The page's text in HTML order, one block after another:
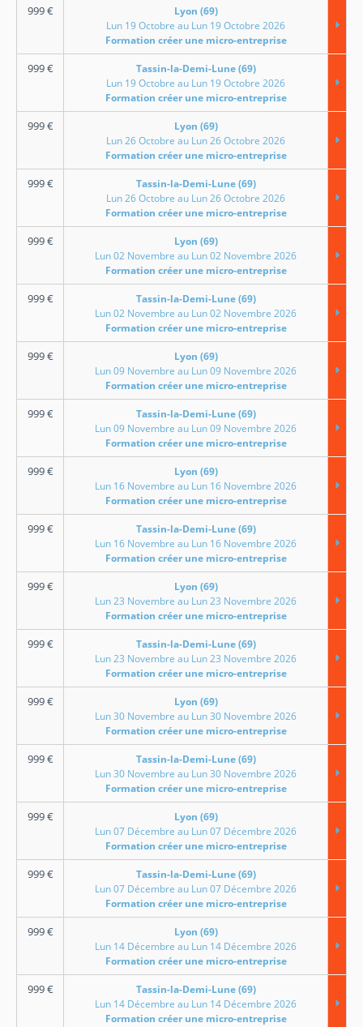
999€
Lyon (69)
Lun 19 Octobre au Lun 19 Octobre 2026
Formation créer une micro-entreprise
999€
Tassin-la-Demi-Lune (69)
Lun 19 Octobre au Lun 19 Octobre 2026
Formation créer une micro-entreprise
999€
Lyon (69)
Lun 26 Octobre au Lun 26 Octobre 2026
Formation créer une micro-entreprise
999€
Tassin-la-Demi-Lune (69)
Lun 26 Octobre au Lun 26 Octobre 2026
Formation créer une micro-entreprise
999€
Lyon (69)
Lun 02 Novembre au Lun 02 Novembre 2026
Formation créer une micro-entreprise
999€
Tassin-la-Demi-Lune (69)
Lun 02 Novembre au Lun 02 Novembre 2026
Formation créer une micro-entreprise
999€
Lyon (69)
Lun 09 Novembre au Lun 09 Novembre 2026
Formation créer une micro-entreprise
999€
Tassin-la-Demi-Lune (69)
Lun 09 Novembre au Lun 09 Novembre 2026
Formation créer une micro-entreprise
999€
Lyon (69)
Lun 16 Novembre au Lun 16 Novembre 2026
Formation créer une micro-entreprise
999€
Tassin-la-Demi-Lune (69)
Lun 16 Novembre au Lun 16 Novembre 2026
Formation créer une micro-entreprise
999€
Lyon (69)
Lun 23 Novembre au Lun 23 Novembre 2026
Formation créer une micro-entreprise
999€
Tassin-la-Demi-Lune (69)
Lun 23 Novembre au Lun 23 Novembre 2026
Formation créer une micro-entreprise
999€
Lyon (69)
Lun 30 Novembre au Lun 30 Novembre 2026
Formation créer une micro-entreprise
999€
Tassin-la-Demi-Lune (69)
Lun 30 Novembre au Lun 30 Novembre 2026
Formation créer une micro-entreprise
999€
Lyon (69)
Lun 07 Décembre au Lun 07 Décembre 2026
Formation créer une micro-entreprise
999€
Tassin-la-Demi-Lune (69)
Lun 07 Décembre au Lun 07 Décembre 2026
Formation créer une micro-entreprise
999€
Lyon (69)
Lun 14 Décembre au Lun 14 Décembre 2026
Formation créer une micro-entreprise
999€
Tassin-la-Demi-Lune (69)
Lun 14 Décembre au Lun 14 Décembre 2026
Formation créer une micro-entreprise